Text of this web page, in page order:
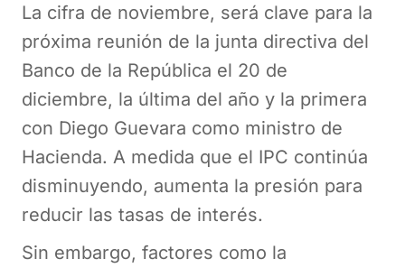
La cifra de noviembre, será clave para la
próxima reunión de la junta directiva del
Banco de la República el 20 de
diciembre, la última del año y la primera
con Diego Guevara como ministro de
Hacienda. A medida que el IPC continúa
disminuyendo, aumenta la presión para
reducir las tasas de interés.
Sin embargo, factores como la